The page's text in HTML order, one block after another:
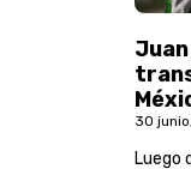
30
Luego